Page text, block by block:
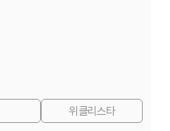
위클리스타